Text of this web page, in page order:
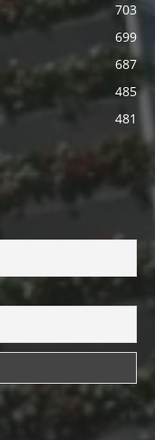
703
699
687
485
481